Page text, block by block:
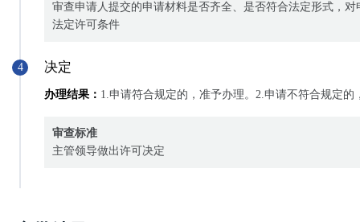
审查申请人提交的申请材料是否齐全、是否符合法定形式，
法定许可条件
4 决定
办理结果： 1.申请符合规定的，准予办理。2.申请不符合规定的
审查标准
主管领导做出许可决定